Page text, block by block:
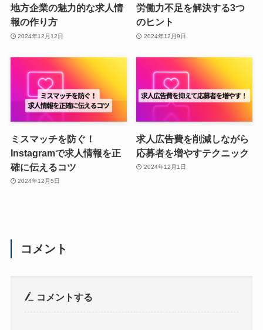
地方企業の魅力的な求人情
報の作り方
2024年12月12日
労働力不足を解決する3つ
のヒント
2024年12月9日
ミスマッチを防ぐ！
Instagramで求人情報を正
確に伝えるコツ
2024年12月5日
求人広告費を削減しながら
応募者を増やすテクニック
2024年12月1日
コメント
コメントする